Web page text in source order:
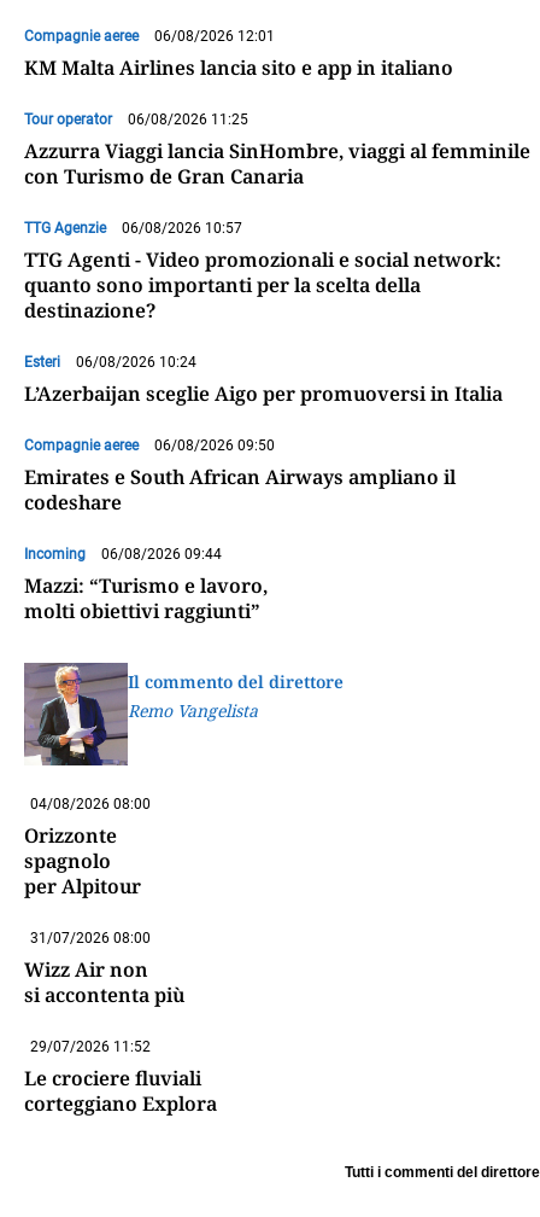
Compagnie aeree 06/08/2026 12:01
KM Malta Airlines lancia sito e app in italiano
Tour operator 06/08/2026 11:25
Azzurra Viaggi lancia SinHombre, viaggi al femminile
con Turismo de Gran Canaria
TTG Agenzie 06/08/2026 10:57
TTG Agenti - Video promozionali e social network:
quanto sono importanti per la scelta della
destinazione?
Esteri 06/08/2026 10:24
L’Azerbaijan sceglie Aigo per promuoversi in Italia
Compagnie aeree 06/08/2026 09:50
Emirates e South African Airways ampliano il
codeshare
Incoming 06/08/2026 09:44
Mazzi: “Turismo e lavoro,
molti obiettivi raggiunti”
Il commento del direttore
Remo Vangelista
04/08/2026 08:00
Orizzonte
spagnolo
per Alpitour
31/07/2026 08:00
Wizz Air non
si accontenta più
29/07/2026 11:52
Le crociere fluviali
corteggiano Explora
Tutti i commenti del direttore